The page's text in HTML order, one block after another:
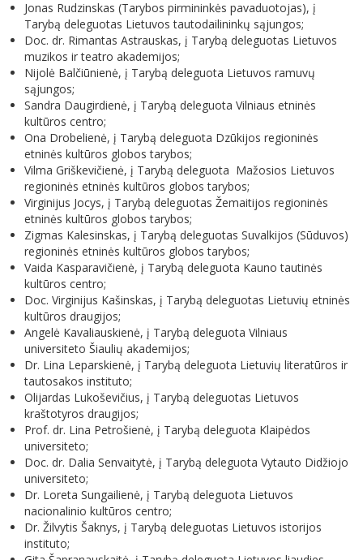
Jonas Rudzinskas (Tarybos pirmininkės pavaduotojas), į
Tarybą deleguotas Lietuvos tautodailininkų sąjungos;
Doc. dr. Rimantas Astrauskas, į Tarybą deleguotas Lietuvos
muzikos ir teatro akademijos;
Nijolė Balčiūnienė, į Tarybą deleguota Lietuvos ramuvų
sąjungos;
Sandra Daugirdienė, į Tarybą deleguota Vilniaus etninės
kultūros centro;
Ona Drobelienė, į Tarybą deleguota Dzūkijos regioninės
etninės kultūros globos tarybos;
Vilma Griškevičienė, į Tarybą deleguota Mažosios Lietuvos
regioninės etninės kultūros globos tarybos;
Virginijus Jocys, į Tarybą deleguotas Žemaitijos regioninės
etninės kultūros globos tarybos;
Zigmas Kalesinskas, į Tarybą deleguotas Suvalkijos (Sūduvos)
regioninės etninės kultūros globos tarybos;
Vaida Kasparavičienė, į Tarybą deleguota Kauno tautinės
kultūros centro;
Doc. Virginijus Kašinskas, į Tarybą deleguotas Lietuvių etninės
kultūros draugijos;
Angelė Kavaliauskienė, į Tarybą deleguota Vilniaus
universiteto Šiaulių akademijos;
Dr. Lina Leparskienė, į Tarybą deleguota Lietuvių literatūros ir
tautosakos instituto;
Olijardas Lukoševičius, į Tarybą deleguotas Lietuvos
kraštotyros draugijos;
Prof. dr. Lina Petrošienė, į Tarybą deleguota Klaipėdos
universiteto;
Doc. dr. Dalia Senvaitytė, į Tarybą deleguota Vytauto Didžiojo
universiteto;
Dr. Loreta Sungailienė, į Tarybą deleguota Lietuvos
nacionalinio kultūros centro;
Dr. Žilvytis Šaknys, į Tarybą deleguotas Lietuvos istorijos
instituto;